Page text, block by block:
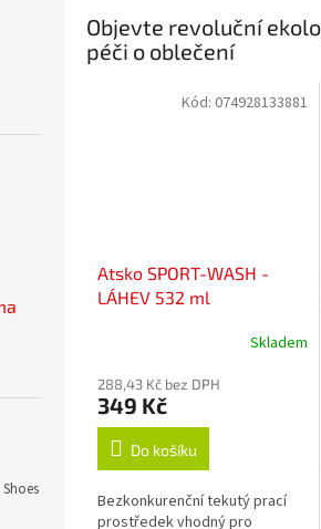
Objevte revoluční
péči o oblečení
Atsko SPORT-WASH -
LÁHEV 532 ml
Skladem
288,43 Kč bez DPH
349 Kč
Do košíku
Bezkonkurenční tekutý prací
prostředek vhodný pro
Kód: 074928133881